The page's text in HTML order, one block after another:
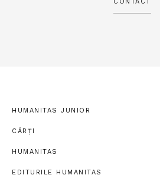
HUMANITAS JUNIOR
CĂRȚI
HUMANITAS
EDITURILE HUMANITAS